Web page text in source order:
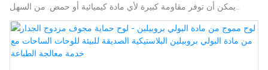
يمكن أن توفر مقاومة كبيرة لأي مادة كيميائية أو حمض. من السهل
اللحام. لكنها هشة للغاية عند درجة حرارة منخفضة. مناسبة للانحناء ،
واللحام & الآلات (القطع ، والنشر ، والتحول ، والحفر ، والتخطيط ،
والطحن ، والطحن & شد) المواد البكر أو المواد المعاد تدويرها ، ونحن